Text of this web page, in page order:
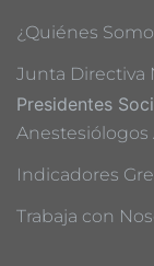
¿Quiénes
Junta Directiva
Presidentes
Anestesiólogos
Indicadores
Trabaja con